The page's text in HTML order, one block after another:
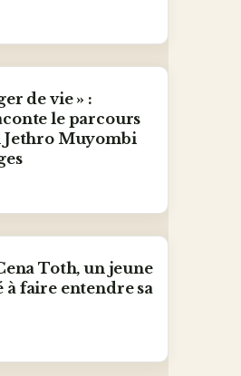
de vie » :
le parcours
Jethro Muyombi
Toth, un jeune
faire entendre sa